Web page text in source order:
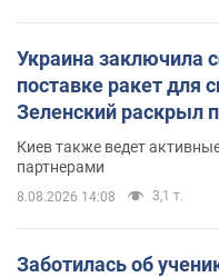
Украина заключила
поставке ракет
Зеленский раскрыл
Киев также ведет
партнерами
8.08.2026 14:08 3,1 т.
Заботилась об